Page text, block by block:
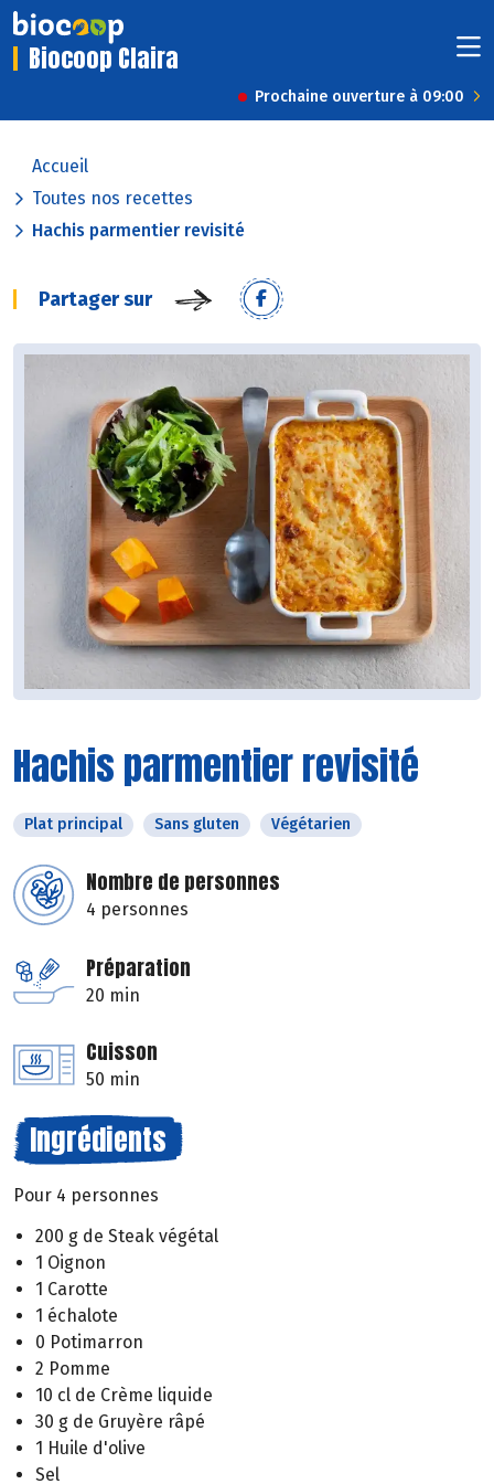
Biocoop Claira
Prochaine ouverture à 09:00
Accueil
Toutes nos recettes
Hachis parmentier revisité
Partager sur
Hachis parmentier revisité
Plat principal Sans gluten Végétarien
Nombre de personnes
4 personnes
Préparation
20 min
Cuisson
50 min
Ingrédients
Pour 4 personnes
200 g de Steak végétal
1 Oignon
1 Carotte
1 échalote
0 Potimarron
2 Pomme
10 cl de Crème liquide
30 g de Gruyère râpé
1 Huile d'olive
Sel